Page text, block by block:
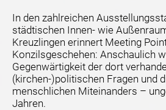
In den zahlreichen
städtischen Innen- wie
Kreuzlingen erinnert Meeting
Konzilsgeschehen: Anschaulich
Gegenwärtigkeit der dort
(kirchen-)politischen Fragen und
menschlichen Miteinanders –
Jahren.